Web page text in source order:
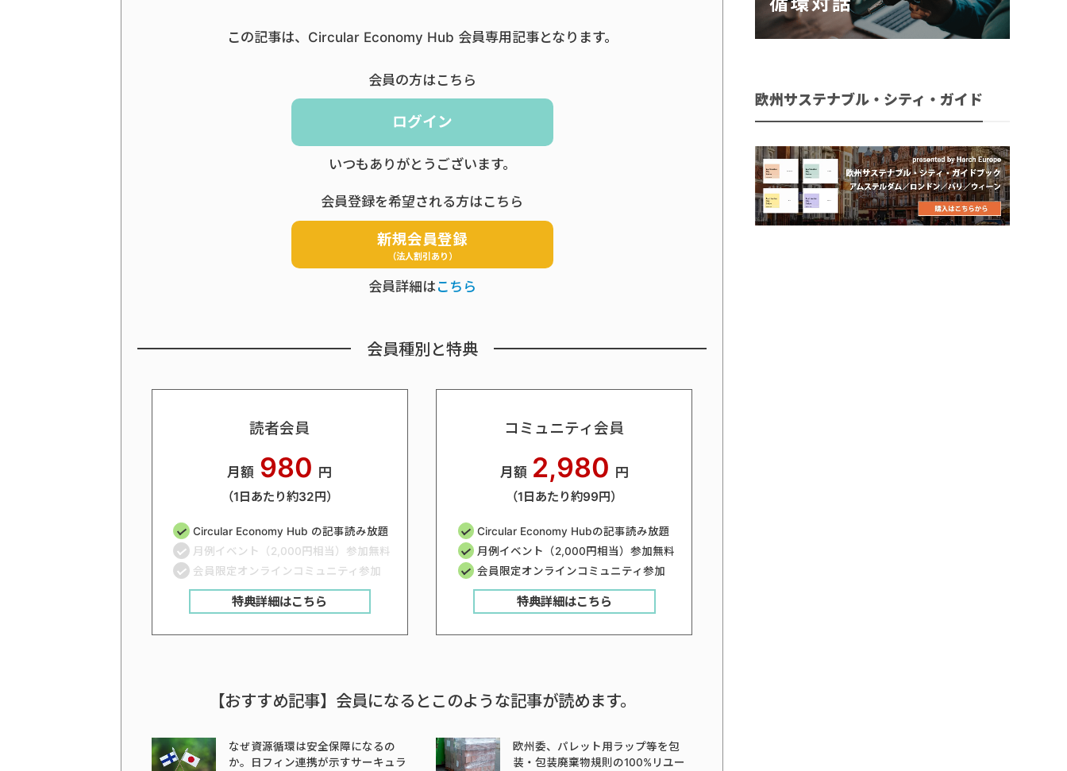
この記事は、Circular Economy Hub 会員専用記事となります。
会員の方はこちら
ログイン
いつもありがとうございます。
会員登録を希望される方はこちら
新規会員登録
（法人割引あり）
会員詳細はこちら
会員種別と特典
読者会員
月額 980 円
（1日あたり約32円）
Circular Economy Hub の記事読み放題
月例イベント（2,000円相当）参加無料
会員限定オンラインコミュニティ参加
特典詳細はこちら
コミュニティ会員
月額 2,980 円
（1日あたり約99円）
Circular Economy Hubの記事読み放題
月例イベント（2,000円相当）参加無料
会員限定オンラインコミュニティ参加
特典詳細はこちら
【おすすめ記事】会員になるとこのような記事が読めます。
なぜ資源循環は安全保障になるの
か。日フィン連携が示すサーキュラ
欧州委、パレット用ラップ等を包
装・包装廃棄物規則の100%リユー
欧州サステナブル・シティ・ガイド